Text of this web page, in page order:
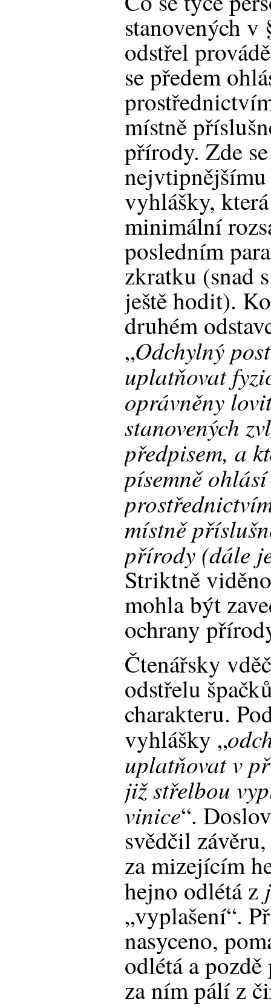
stanovených
odstřel
se předem
místně
přírody. Zde
vyhlášky,
minimální
posledním
zkratku (snad
ještě hodit).
druhém
„Odchylný
uplatňovat
oprávněny
stanovených
předpisem, a
písemně
místně
přírody (dále
Striktně
mohla být
ochrany
Čtenářsky
odstřelu
charakteru.
vyhlášky „
uplatňovat v
již střelbou
vinice“.
svědčil
za mizejícím
hejno odlétá z
„vyplašení“.
nasyceno,
odlétá a
za ním pálí z